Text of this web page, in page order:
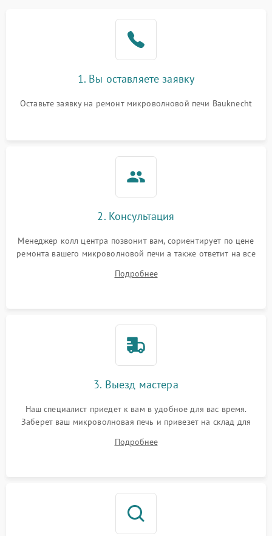
2400 ₽ Подробнее →
Не горит подсветка 2000 ₽
1. Вы оставляете заявку
Оставьте заявку на ремонт микроволновой печи Bauknecht
2. Консультация
Менеджер колл центра позвонит вам, сориентирует по цене
ремонта вашего микроволновой печи а также ответит на все
Подробнее
3. Выезд мастера
Наш специалист приедет к вам в удобное для вас время.
Заберет ваш микроволновая печь и привезет на склад для
Подробнее